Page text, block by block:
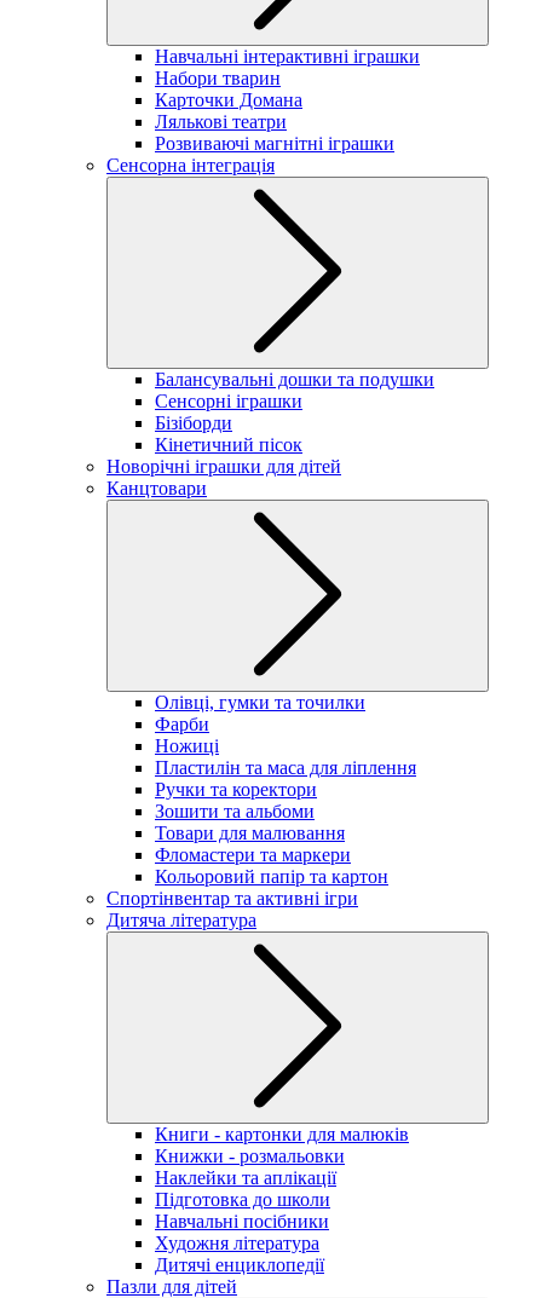
Навчальні інтерактивні іграшки
Набори тварин
Карточки Домана
Лялькові театри
Розвиваючі магнітні іграшки
Сенсорна інтеграція
Балансувальні дошки та подушки
Сенсорні іграшки
Бізіборди
Кінетичний пісок
Новорічні іграшки для дітей
Канцтовари
Олівці, гумки та точилки
Фарби
Ножиці
Пластилін та маса для ліплення
Ручки та коректори
Зошити та альбоми
Товари для малювання
Фломастери та маркери
Кольоровий папір та картон
Спортінвентар та активні ігри
Дитяча література
Книги - картонки для малюків
Книжки - розмальовки
Наклейки та аплікації
Підготовка до школи
Навчальні посібники
Художня література
Дитячі енциклопедії
Пазли для дітей